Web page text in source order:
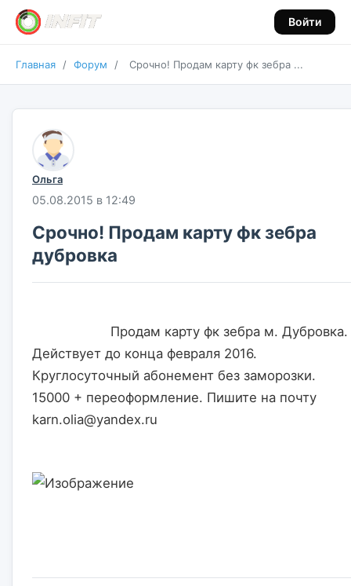
Войти
Главная / Форум / Срочно! Продам карту фк зебра ...
Ольга
05.08.2015 в 12:49
Срочно! Продам карту фк зебра
дубровка
Действует до конца февраля 2016.
Круглосуточный абонемент без заморозки.
15000 + переоформление. Пишите на почту
karn.olia@yandex.ru